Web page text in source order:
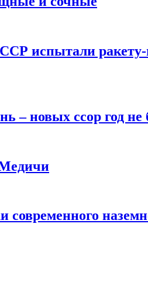
испытали
– новых ссор год не